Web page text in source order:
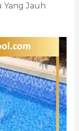
Jauh